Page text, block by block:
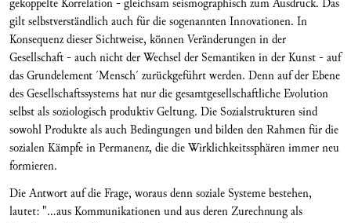
gilt selbstverständlich auch für die sogenannten Innovationen. In
Konsequenz dieser Sichtweise, können Veränderungen in der
Gesellschaft - auch nicht der Wechsel der Semantiken in der Kunst - auf
das Grundelement ´Mensch´ zurückgeführt werden. Denn auf der Ebene
des Gesellschaftssystems hat nur die gesamtgesellschaftliche Evolution
selbst als soziologisch produktiv Geltung. Die Sozialstrukturen sind
sowohl Produkte als auch Bedingungen und bilden den Rahmen für die
sozialen Kämpfe in Permanenz, die die Wirklichkeitssphären immer neu
formieren.
Die Antwort auf die Frage, woraus denn soziale Systeme bestehen,
lautet: "...aus Kommunikationen und aus deren Zurechnung als